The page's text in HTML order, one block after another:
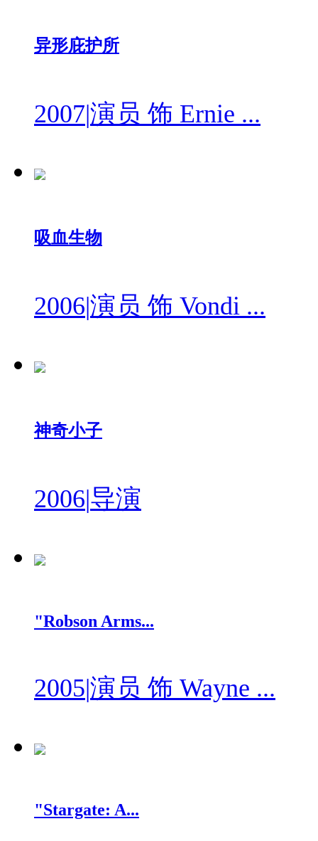
异形庇护所
2007|演员 饰 Ernie ...
吸血生物
2006|演员 饰 Vondi ...
神奇小子
2006|导演
"Robson Arms...
2005|演员 饰 Wayne ...
"Stargate: A...